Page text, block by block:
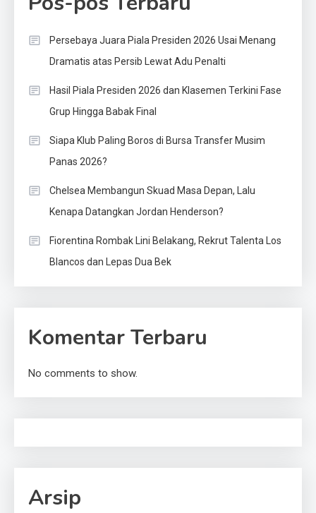
Persebaya Juara Piala Presiden 2026 Usai Menang
Dramatis atas Persib Lewat Adu Penalti
Hasil Piala Presiden 2026 dan Klasemen Terkini Fase
Grup Hingga Babak Final
Siapa Klub Paling Boros di Bursa Transfer Musim
Panas 2026?
Chelsea Membangun Skuad Masa Depan, Lalu
Kenapa Datangkan Jordan Henderson?
Fiorentina Rombak Lini Belakang, Rekrut Talenta Los
Blancos dan Lepas Dua Bek
Komentar Terbaru
No comments to show.
Arsip